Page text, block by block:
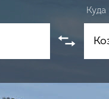
Куда